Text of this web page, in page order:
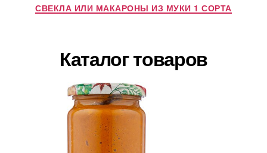
СВЕКЛА ИЛИ МАКАРОНЫ ИЗ МУКИ 1 СОРТА
Каталог товаров